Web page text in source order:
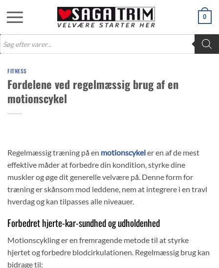
0
Products
search
FITNESS
Fordelene ved regelmæssig brug af en
motionscykel
Regelmæssig træning på en motionscykeler en af de mest
effektive måder at forbedre din kondition, styrke dine
muskler og øge dit generelle velvære på. Denne form for
træning er skånsom mod leddene, nem at integrere i en travl
hverdag og kan tilpasses alle niveauer.
Forbedret hjerte-kar-sundhed og udholdenhed
Motionscykling er en fremragende metode til at styrke
hjertet og forbedre blodcirkulationen. Regelmæssig brug kan
bidrage til: